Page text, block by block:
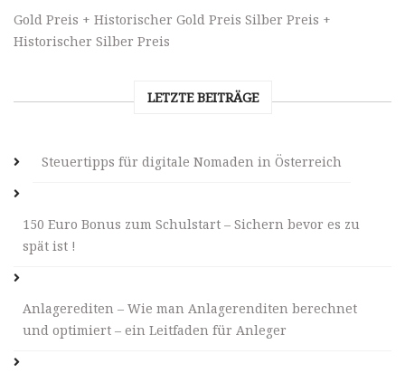
Gold Preis + Historischer Gold Preis Silber Preis +
Historischer Silber Preis
LETZTE BEITRÄGE
Steuertipps für digitale Nomaden in Österreich
150 Euro Bonus zum Schulstart – Sichern bevor es zu
spät ist !
Anlagerediten – Wie man Anlagerenditen berechnet
und optimiert – ein Leitfaden für Anleger